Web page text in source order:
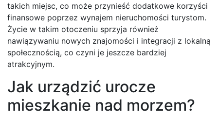
takich miejsc, co może przynieść dodatkowe korzyści
finansowe poprzez wynajem nieruchomości turystom.
Życie w takim otoczeniu sprzyja również
nawiązywaniu nowych znajomości i integracji z lokalną
społecznością, co czyni je jeszcze bardziej
atrakcyjnym.
Jak urządzić urocze
mieszkanie nad morzem?